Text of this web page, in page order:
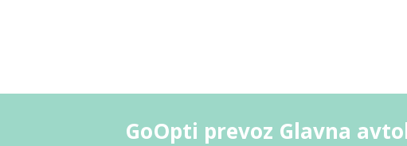
GoOpti prevoz Glavna